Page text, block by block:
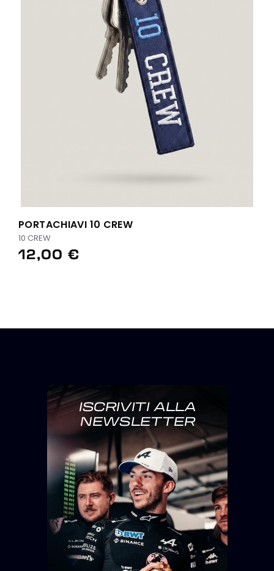
PORTACHIAVI 10 CREW
10 CREW
12,00 €
ISCRIVITI ALLA
NEWSLETTER